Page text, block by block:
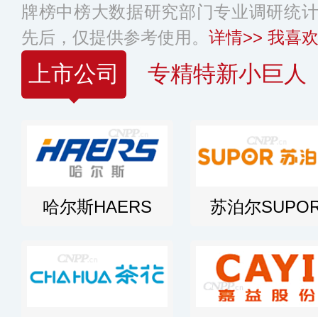
牌榜中榜大数据研究部门专业调研统
先后，仅提供参考使用。 详情>> 我喜
上市公司 专精特新小巨人
哈尔斯HAERS 苏泊尔